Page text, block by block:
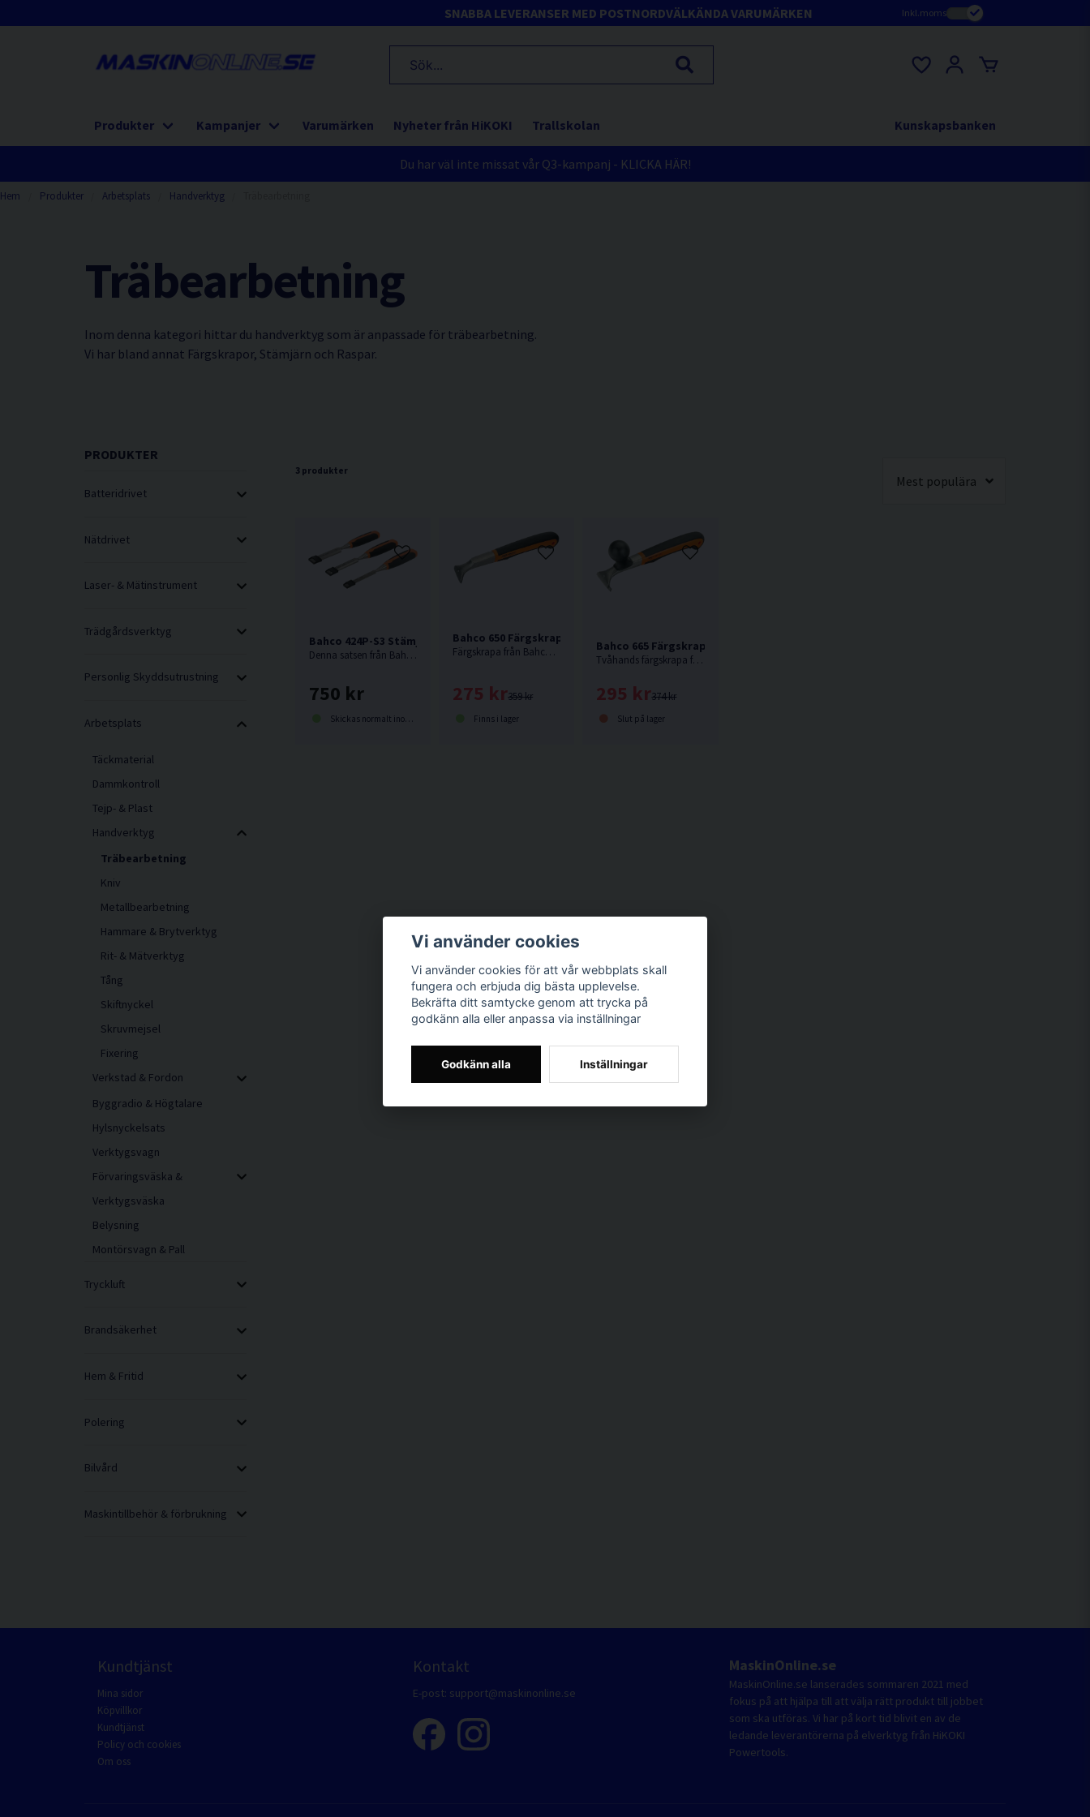
SNABBA LEVERANSER MED POSTNORDVÄLKÄNDA VARUMÄRKEN Inkl.moms
Produkter Kampanjer Varumärken Nyheter från HiKOKI Trallskolan Kunskapsbanken
Du har väl inte missat vår Q3-kampanj - KLICKA HÄR!
Hem Produkter Arbetsplats Handverktyg
Träbearbetning
Inom denna kategori hittar du handverktyg som är anpassade för träbearbetning.
Vi har bland annat Färgskrapor, Stämjärn och Raspar.
PRODUKTER
Batteridrivet
Nätdrivet
Laser- & Mätinstrument
Trädgårdsverktyg
Personlig Skyddsutrustning
Arbetsplats
Täckmaterial
Dammkontroll
Tejp- & Plast
Handverktyg
Träbearbetning
Kniv
Metallbearbetning
Hammare & Brytverktyg
Rit- & Mätverktyg
Tång
Skiftnyckel
Skruvmejsel
Fixering
Verkstad & Fordon
Byggradio & Högtalare
Hylsnyckelsats
Verktygsvagn
Förvaringsväska &
Verktygsväska
Belysning
Montörsvagn & Pall
Tryckluft
Brandsäkerhet
Hem & Fritid
Polering
Bilvård
Maskintillbehör & förbrukning
3 produkter
Mest populära
Bahco 424P-S3 Stämjärnsats 3 delar
Denna satsen från Bahco innehåller stämjärn i bredderna 12, 18 och 25 mm.
750 kr
Skickas normalt inom 2-5 dagar
Bahco 650 Färgskrapa 50mm
Färgskrapa från Bahco med 50mm skär.
359 kr
275 kr
Finns i lager
Bahco 665 Färgskrapa Ergo 65mm
Tvåhands färgskrapa från Bahco med 65mm skär.
374 kr
295 kr
Slut på lager
Kundtjänst
Mina sidor
Köpvillkor
Kundtjänst
Policy och cookies
Om oss
Kontakt
E-post: support@maskinonline.se
MaskinOnline.se
MaskinOnline.se lanserades sommaren 2021 med
fokus på att hjälpa till att välja rätt produkt till jobbet
som ska utföras. Vi har på kort tid blivit en av de
ledande leverantörerna på elverktyg från HiKOKI
Powertools.
Vi använder cookies
Vi använder cookies för att vår webbplats skall
fungera och erbjuda dig bästa upplevelse.
Bekräfta ditt samtycke genom att trycka på
godkänn alla eller anpassa via inställningar
Godkänn alla Inställningar